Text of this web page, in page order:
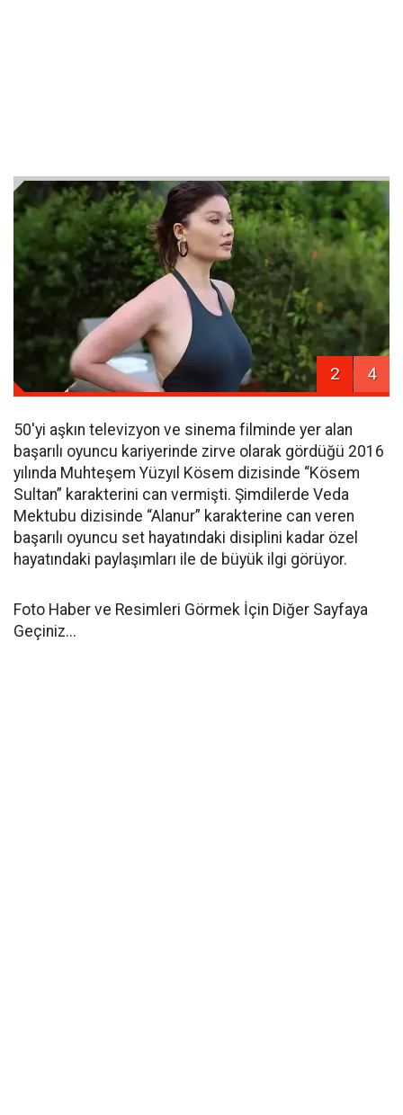
2 4
50'yi aşkın televizyon ve sinema filminde yer alan
başarılı oyuncu kariyerinde zirve olarak gördüğü 2016
yılında Muhteşem Yüzyıl Kösem dizisinde “Kösem
Sultan” karakterini can vermişti. Şimdilerde Veda
Mektubu dizisinde “Alanur” karakterine can veren
başarılı oyuncu set hayatındaki disiplini kadar özel
hayatındaki paylaşımları ile de büyük ilgi görüyor.
Foto Haber ve Resimleri Görmek İçin Diğer Sayfaya
Geçiniz...